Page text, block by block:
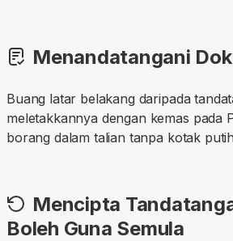
Menandatangani
Buang latar belakang daripada
meletakkannya dengan kemas pada
borang dalam talian tanpa kotak
Mencipta
Boleh Guna Semula